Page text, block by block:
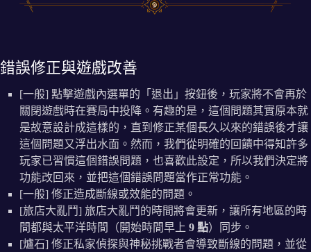
錯誤修正與遊戲改善
[一般] 點擊遊戲內選單的「退出」按鈕後，玩家將不會再於
關閉遊戲時在賽局中投降。有趣的是，這個問題其實原本就
是故意設計成這樣的，直到修正某個長久以來的錯誤後才讓
這個問題又浮出水面。然而，我們從明確的回饋中得知許多
玩家已習慣這個錯誤問題，也喜歡此設定，所以我們決定將
功能改回來，並把這個錯誤問題當作正常功能。
[一般] 修正造成斷線或效能的問題。
[旅店大亂鬥] 旅店大亂鬥的時間將會更新，讓所有地區的時
間都與太平洋時間（開始時間早上 9 點）同步。
[爐石] 修正私家偵探與神秘挑戰者會導致斷線的問題，並從